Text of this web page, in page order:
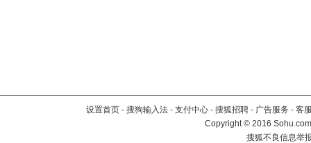
设置首页 - 搜狗输入法 - 支付中心 - 搜狐招聘 - 广告服务 - 客
Copyright©2016
搜狐不良信息举